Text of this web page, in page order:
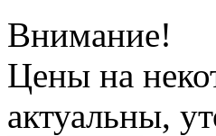
Внимание!
Цены на
актуальны,